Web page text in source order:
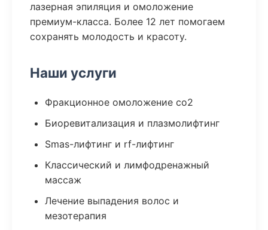
лазерная эпиляция и омоложение
премиум-класса. Более 12 лет помогаем
сохранять молодость и красоту.
Наши услуги
Фракционное омоложение co2
Биоревитализация и плазмолифтинг
Smas-лифтинг и rf-лифтинг
Классический и лимфодренажный
массаж
Лечение выпадения волос и
мезотерапия